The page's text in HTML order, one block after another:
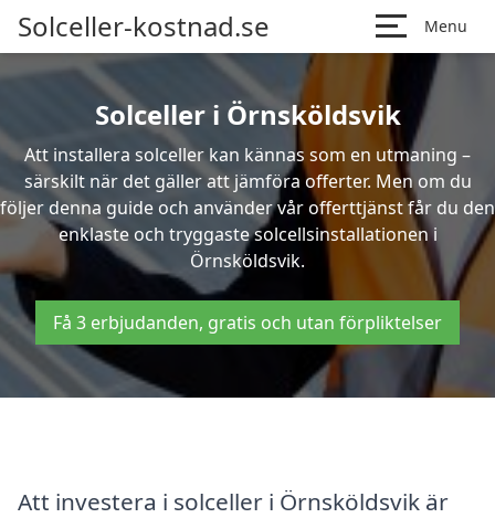
Solceller-kostnad.se Menu
Solceller i Örnsköldsvik
Att installera solceller kan kännas som en utmaning –
särskilt när det gäller att jämföra offerter. Men om du
följer denna guide och använder vår offerttjänst får du den
enklaste och tryggaste solcellsinstallationen i
Örnsköldsvik.
Få 3 erbjudanden, gratis och utan förpliktelser
Att investera i solceller i Örnsköldsvik är